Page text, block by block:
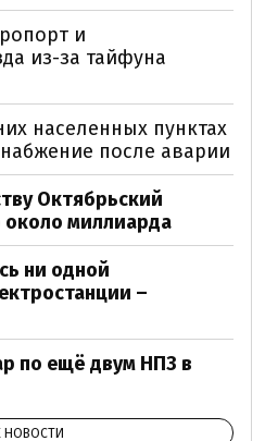
и
из-за тайфуна
населенных пунктах
после аварии
Октябрьский
миллиарда
ни одной
–
по ещё двум НПЗ в
НОВОСТИ